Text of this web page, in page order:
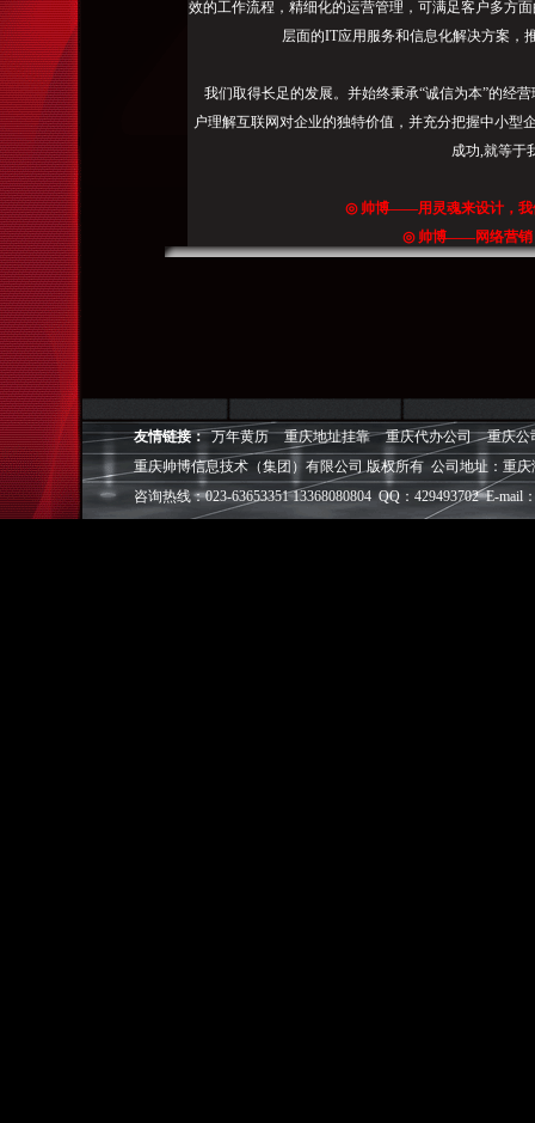
效的工作流程，精细化的运营管理，可满足客户多方
层面的IT应用服务和信息化解决方案，
我们取得长足的发展。并始终秉承“诚信为本”的经
户理解互联网对企业的独特价值，并充分把握中小型
成功,就等于
◎ 帅博——用灵魂来设计，我
◎ 帅博——网络营销
友情链接： 万年黄历 重庆地址挂靠 重庆代办公司
重庆公
重庆帅博信息技术（集团）有限公司 版权所有 公司地址：重
咨询热线：023-63653351 13368080804 QQ：429493702 E-mail